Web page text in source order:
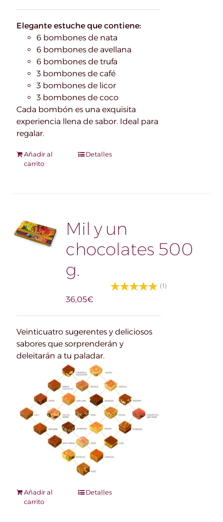
Elegante estuche que contiene:
6 bombones de nata
6 bombones de avellana
6 bombones de trufa
3 bombones de café
3 bombones de licor
3 bombones de coco
Cada bombón es una exquisita
experiencia llena de sabor. Ideal para
regalar.
Añadir al
carrito
Detalles
Mil y un
chocolates 500
g.
(1)
36,05€
Veinticuatro sugerentes y deliciosos
sabores que sorprenderán y
deleitarán a tu paladar.
Añadir al
carrito
Detalles